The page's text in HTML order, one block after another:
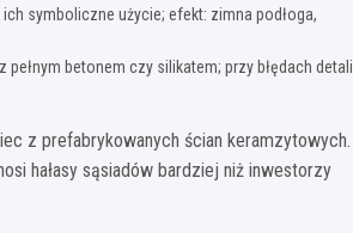
symboliczne użycie; efekt: zimna podłoga,
betonem czy silikatem; przy błędach detali
z prefabrykowanych ścian keramzytowych.
hałasy sąsiadów bardziej niż inwestorzy